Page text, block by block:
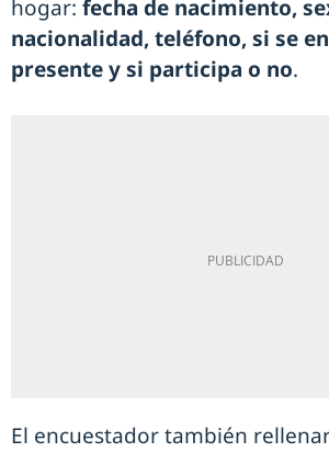
hogar: fecha de nacimiento,
nacionalidad, teléfono, si se
presente y si participa o no.
El encuestador también